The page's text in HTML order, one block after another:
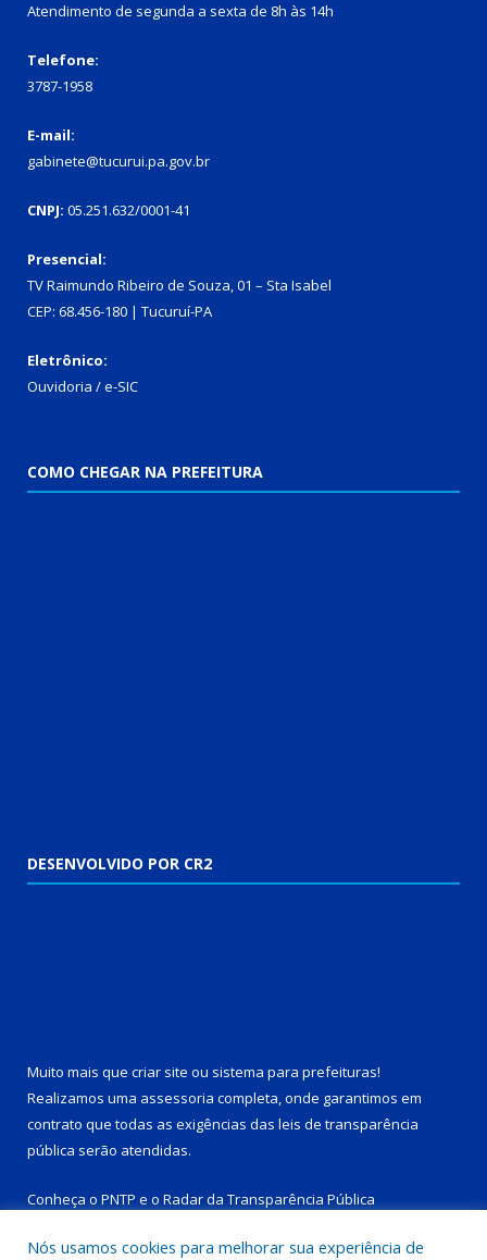
Atendimento de segunda a sexta de 8h às 14h
Telefone:
3787-1958
E-mail:
gabinete@tucurui.pa.gov.br
CNPJ: 05.251.632/0001-41
Presencial:
TV Raimundo Ribeiro de Souza, 01 – Sta Isabel
CEP: 68.456-180 | Tucuruí-PA
Eletrônico:
Ouvidoria /e-SIC
COMO CHEGAR NA PREFEITURA
DESENVOLVIDO POR CR2
Muito mais que criar site ou sistema para prefeituras!
Realizamos uma assessoria completa, onde garantimos em
contrato que todas as exigências das leis de transparência
pública serão atendidas.
Conheça o PNTP e o Radar da Transparência Pública
Nós usamos cookies para melhorar sua experiência de